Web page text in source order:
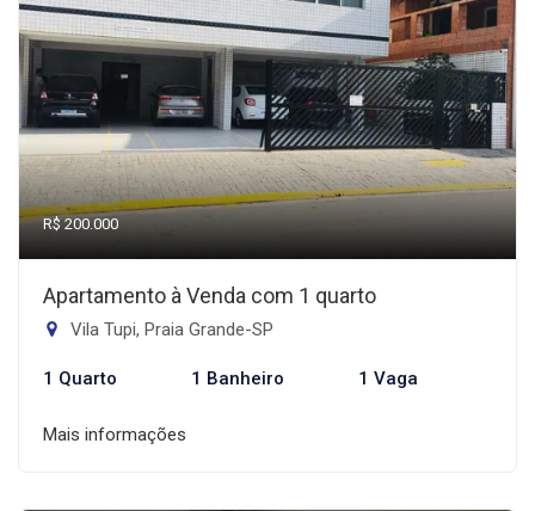
R$ 200.000
Apartamento à Venda com 1 quarto
Vila Tupi, Praia Grande-SP
1 Quarto 1 Banheiro 1 Vaga
Mais informações